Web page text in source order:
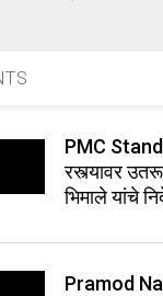
PMC
रस्त्यावर
भिमाले यांचे
Pramod